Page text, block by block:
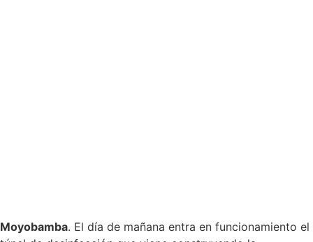
Moyobamba. El día de mañana entra en funcionamiento el